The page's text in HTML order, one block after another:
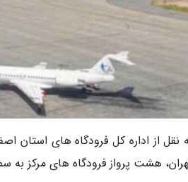
نقل از اداره کل فرودگاه های استان
هشت پرواز فرودگاه های مرکز